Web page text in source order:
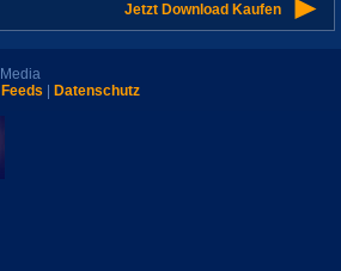
Jetzt Download Kaufen
Datenschutz